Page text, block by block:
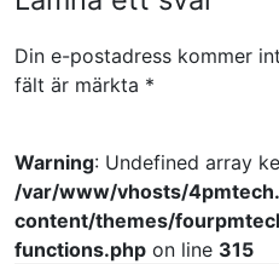
Din e-postadress kommer
fält är märkta *
Warning: Undefined array
/var/www/vhosts/
content/themes/
functions.php on line 315